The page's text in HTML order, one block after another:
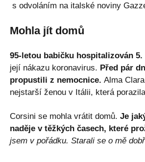
s odvoláním na italské noviny
Mohla jít domů
95-letou babičku hospitalizován 5.
její nákazu koronavirus. Před pár
propustili z nemocnice. Alma
nejstarší ženou v Itálii, která
Corsini se mohla vrátit domů. Je
naděje v těžkých časech, které
jsem v pořádku. Starali se o mě